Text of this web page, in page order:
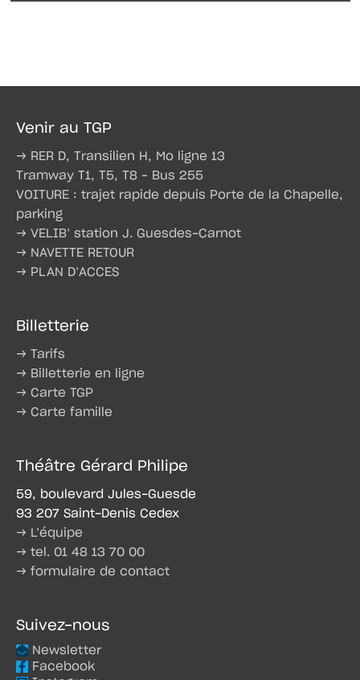
Venir au TGP
→ RER D, Transilien H, Mo ligne 13
Tramway T1, T5, T8 – Bus 255
VOITURE : trajet rapide depuis Porte de la Chapelle,
parking
→ VELIB’ station J. Guesdes-Carnot
→ NAVETTE RETOUR
→ PLAN D’ACCES
Billetterie
→ Tarifs
→ Billetterie en ligne
→ Carte TGP
→ Carte famille
Théâtre Gérard Philipe
59, boulevard Jules-Guesde
93 207 Saint-Denis Cedex
→ L’équipe
→ tel. 01 48 13 70 00
→ formulaire de contact
Suivez-nous
Newsletter
Facebook